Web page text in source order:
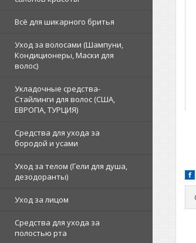
Всё для шикарного бритья
Уход за волосами (Шампуни,
Кондиционеры, Маски для
волос)
Укладочные средства-
Стайлинги для волос (США,
ЕВРОПА, ТУРЦИЯ)
Средства для ухода за
бородой и усами
Уход за телом (Гели для душа,
дезодоранты)
Уход за лицом
Средства для ухода за
полостью рта